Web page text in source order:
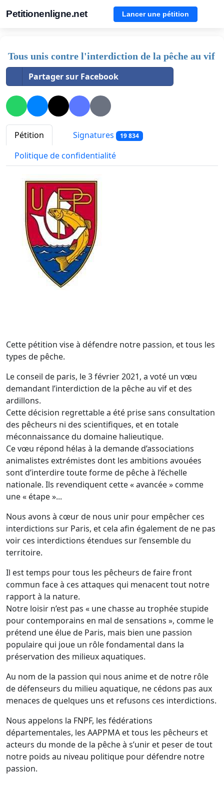
Petitionenligne.net Lancer une pétition
Tous unis contre l'interdiction de la pêche au vif
Partager sur Facebook
Pétition Signatures 19 834
Politique de confidentialité
Cette pétition vise à défendre notre passion, et tous les
types de pêche.
Le conseil de paris, le 3 février 2021, a voté un vœu
demandant l’interdiction de la pêche au vif et des
ardillons.
Cette décision regrettable a été prise sans consultation
des pêcheurs ni des scientifiques, et en totale
méconnaissance du domaine halieutique.
Ce vœu répond hélas à la demande d’associations
animalistes extrémistes dont les ambitions avouées
sont d’interdire toute forme de pêche à l’échelle
nationale. Ils revendiquent cette « avancée » comme
une « étape »...
Nous avons à cœur de nous unir pour empêcher ces
interdictions sur Paris, et cela afin également de ne pas
voir ces interdictions étendues sur l’ensemble du
territoire.
Il est temps pour tous les pêcheurs de faire front
commun face à ces attaques qui menacent tout notre
rapport à la nature.
Notre loisir n’est pas « une chasse au trophée stupide
pour contemporains en mal de sensations », comme le
prétend une élue de Paris, mais bien une passion
populaire qui joue un rôle fondamental dans la
préservation des milieux aquatiques.
Au nom de la passion qui nous anime et de notre rôle
de défenseurs du milieu aquatique, ne cédons pas aux
menaces de quelques uns et refusons ces interdictions.
Nous appelons la FNPF, les fédérations
départementales, les AAPPMA et tous les pêcheurs et
acteurs du monde de la pêche à s’unir et peser de tout
notre poids au niveau politique pour défendre notre
passion.